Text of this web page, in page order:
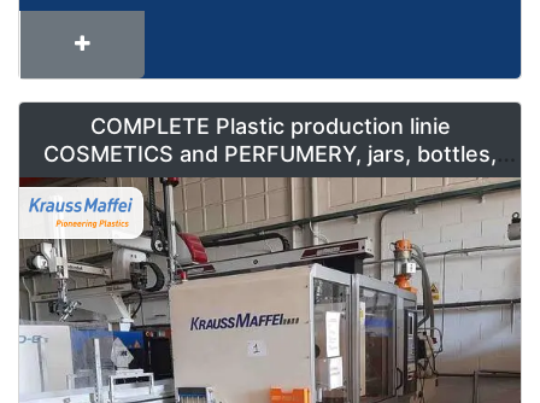
COMPLETE Plastic production linie
COSMETICS and PERFUMERY, jars, bottles,
caps and containers for sale